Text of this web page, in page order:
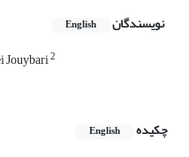
نویسندگان English
Jouybari2
چکیده
English